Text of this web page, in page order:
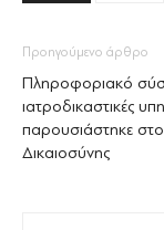
Προηγούμενο άρθρο
Πληροφοριακό
ιατροδικαστικές
παρουσιάστηκε
Δικαιοσύνης